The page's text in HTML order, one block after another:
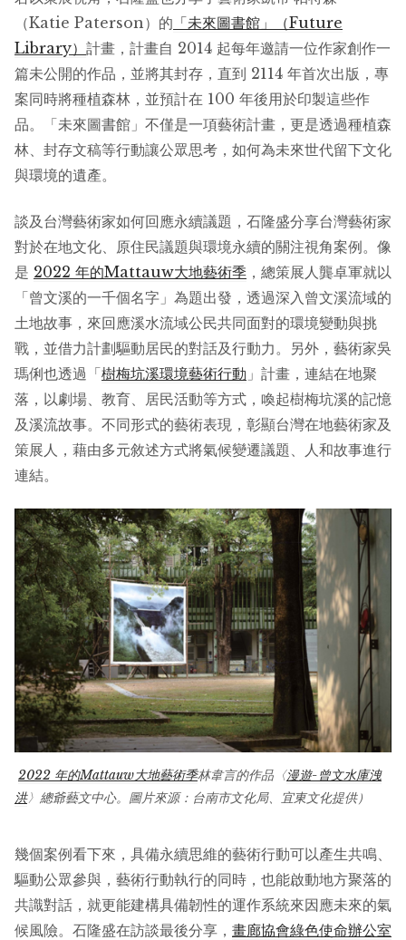
（Katie Paterson）的 「未來圖書館」（Future
Library） 計畫，計畫自 2014 起每年邀請一位作家創作一
篇未公開的作品，並將其封存，直到 2114 年首次出版，專
案同時將種植森林，並預計在 100 年後用於印製這些作
品。「未來圖書館」不僅是一項藝術計畫，更是透過種植森
林、封存文稿等行動讓公眾思考，如何為未來世代留下文化
與環境的遺產。
談及台灣藝術家如何回應永續議題，石隆盛分享台灣藝術家
對於在地文化、原住民議題與環境永續的關注視角案例。像
是 2022 年的Mattauw大地藝術季 ，總策展人龔卓軍就以
「曾文溪的一千個名字」為題出發，透過深入曾文溪流域的
土地故事，來回應溪水流域公民共同面對的環境變動與挑
戰，並借力計劃驅動居民的對話及行動力。另外，藝術家吳
瑪俐也透過「樹梅坑溪環境藝術行動 」計畫，連結在地聚
落，以劇場、教育、居民活動等方式，喚起樹梅坑溪的記憶
及溪流故事。不同形式的藝術表現，彰顯台灣在地藝術家及
策展人，藉由多元敘述方式將氣候變遷議題、人和故事進行
連結。
2022 年的Mattauw大地藝術季林韋言的作品〈漫遊-曾文水庫洩
洪〉總爺藝文中心。圖片來源：台南市文化局、宜東文化提供）
幾個案例看下來，具備永續思維的藝術行動可以產生共鳴、
驅動公眾參與，藝術行動執行的同時，也能啟動地方聚落的
共識對話，就更能建構具備韌性的運作系統來因應未來的氣
候風險。石隆盛在訪談最後分享， 畫廊協會綠色使命辦公室